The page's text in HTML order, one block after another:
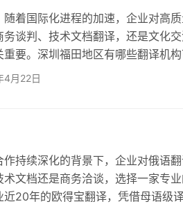
着国际化进程的加速，企业对高
务谈判、技术文档翻译，还是文化
要。深圳福田地区有哪些翻译机
选择欧得宝翻译，体验顶级俄语翻
别适合需要高质量俄语翻译服务的
4月22日
续深化的背景下，企业对俄语翻
术文档还是商务洽谈，选择一家专
近20年的欧得宝翻译，凭借母语级